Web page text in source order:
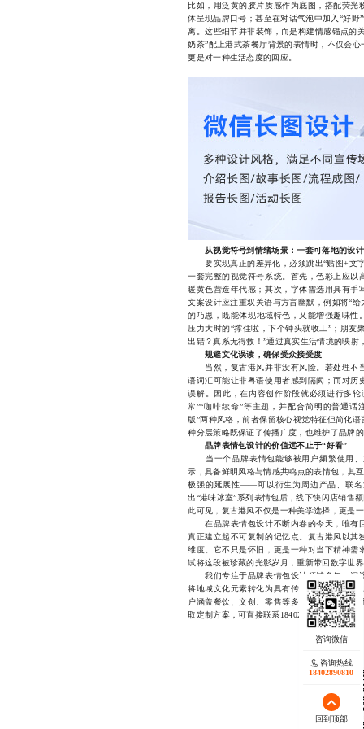
比如，用泛黄的胶片质感作为底图，搭配荧
体呈现品牌口号；甚至在对话气泡中加入“好
离。这些细节并非装饰，而是构建情感锚点的
奶茶”配上港式茶餐厅背景的表情时，不仅会
更是对一种生活态度的回应。
从视觉符号到情绪场景：一套可落地的设
要实现真正的差异化，必须跳出“贴图+文
一套完整的视觉符号系统。首先，色彩上应
暖黄色营造年代感；其次，字体需选用具有
文案设计应注重双关语与方言幽默，例如将“给
的巧思，既能体现地域特色，又能增强趣味
压力大时的“撑住啦，下个钟头就收工”；朋友
出错？真系无得救！”通过真实生活情境的映
规避文化误读，确保受众接受度
当然，复古港风并非没有风险。若处理不
语词汇可能让非粤语使用者感到隔阂；而对
误解。因此，在内容创作阶段就必须进行多
常”“咖啡续命”等主题，并配合简明的普通话
版”两种风格，前者保留核心视觉特征但简化
种分层策略既保证了传播广度，也维护了品牌
品牌表情包设计的价值远不止于“好看”
当一个品牌表情包能够被用户频繁使用、
示，具备鲜明风格与情感共鸣点的表情包，其
极强的延展性——可以衍生为周边产品、联名
出“港味冰室”系列表情包后，线下快闪店销售
此可见，复古港风不仅是一种美学选择，更是
在品牌表情包设计不断内卷的今天，唯有
真正建立起不可复制的记忆点。复古港风以
维度。它不只是怀旧，更是一种对当下精神
试将这段被珍藏的光影岁月，重新带回数字世
我们专注于品牌表情包设计领域多年，深
将地域文化元素转化为具有传播力的创意内
户涵盖餐饮、文创、零售等多个行业，均取
取定制方案，可直接联系18402890810。
咨询热线
18402890810
回到顶部